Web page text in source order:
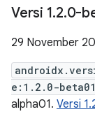
Versi 1.2.0-
29 November
e:1.2.0-beta01
alpha01. Versi